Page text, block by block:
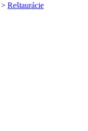
> Reštaurácie